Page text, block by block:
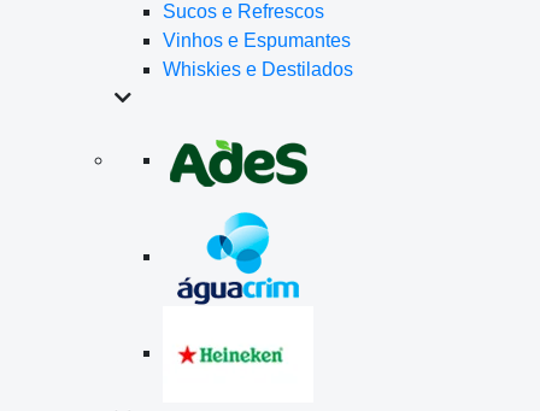
Sucos e Refrescos
Vinhos e Espumantes
Whiskies e Destilados